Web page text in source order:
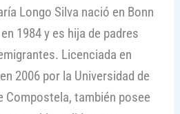
Longo Silva nació en Bonn
1984 y es hija de padres
Licenciada en
2006 por la Universidad de
Compostela, también posee